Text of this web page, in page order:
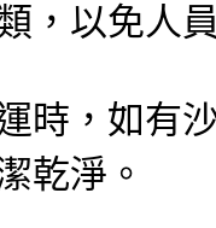
，以免人
時，如有
乾淨。